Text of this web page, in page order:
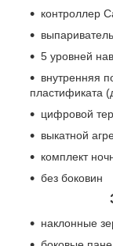
контроллер
выпариватель
5 уровней
внутренняя
пластификата
цифровой
выкатной
комплект
без боковин
наклонные